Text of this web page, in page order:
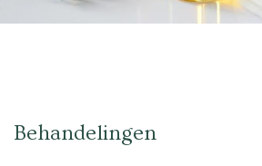
Behandelingen